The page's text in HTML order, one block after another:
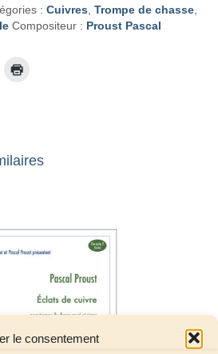
le consentement
: Cuivres Trompe de chasse
Compositeur : Proust Pascal